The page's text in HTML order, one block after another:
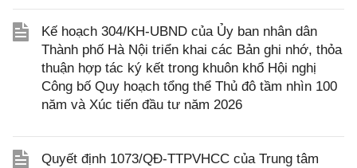
Kế hoạch 304/KH-UBND của Ủy ban nhân dân
Thành phố Hà Nội triển khai các Bản ghi nhớ, thỏa
thuận hợp tác ký kết trong khuôn khổ Hội nghị
Công bố Quy hoạch tổng thể Thủ đô tầm nhìn 100
năm và Xúc tiến đầu tư năm 2026
Quyết định 1073/QĐ-TTPVHCC của Trung tâm